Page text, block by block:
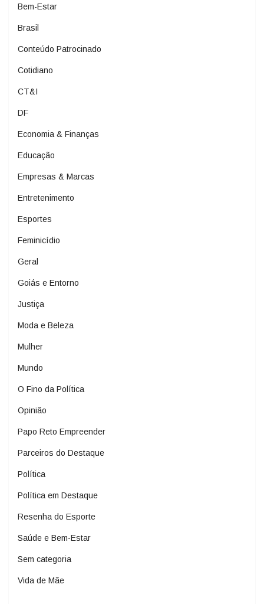
Bem-Estar
Brasil
Conteúdo Patrocinado
Cotidiano
CT&I
DF
Economia & Finanças
Educação
Empresas & Marcas
Entretenimento
Esportes
Feminicídio
Geral
Goiás e Entorno
Justiça
Moda e Beleza
Mulher
Mundo
O Fino da Política
Opinião
Papo Reto Empreender
Parceiros do Destaque
Política
Política em Destaque
Resenha do Esporte
Saúde e Bem-Estar
Sem categoria
Vida de Mãe